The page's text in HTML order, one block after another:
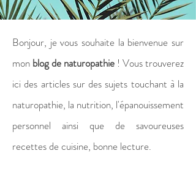
Bonjour, je vous souhaite la bienvenue sur
mon blog de naturopathie ! Vous trouverez
ici des articles sur des sujets touchant à la
naturopathie, la nutrition, l'épanouissement
personnel ainsi que de savoureuses
recettes de cuisine, bonne lecture.